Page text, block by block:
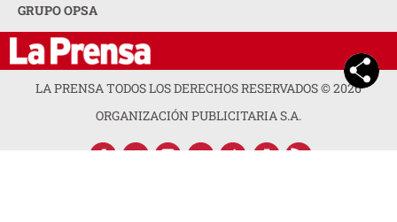
GRUPO OPSA
LA PRENSA TODOS LOS DERECHOS RESERVADOS ©2026
ORGANIZACIÓN PUBLICITARIA S.A.